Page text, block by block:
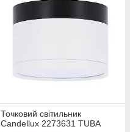
Точковий світильник
Candellux 2273631 TUBA